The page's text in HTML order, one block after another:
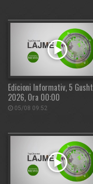
Edicioni Informativ, 5 Gusht
2026, Ora 00:00
05/08 09:52